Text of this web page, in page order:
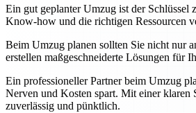
Ein gut geplanter Umzug ist der Schlüssel
Know-how und die richtigen Ressourcen
Beim Umzug planen sollten Sie nicht nur
erstellen maßgeschneiderte Lösungen für
Ein professioneller Partner beim Umzug
Nerven und Kosten spart. Mit einer klaren
zuverlässig und pünktlich.